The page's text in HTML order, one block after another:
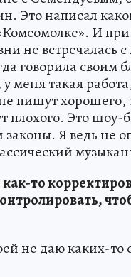
Это написал
И при
не встречалась
говорила своим
меня такая
пишут хорошего,
плохого. Это шоу-
законы. Я ведь не
то
не даю каких-то